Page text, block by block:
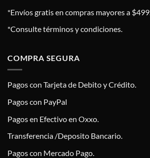
*Envíos gratis en compras mayores a $499.
*Consulte términos y condiciones.
COMPRA SEGURA
Pagos con Tarjeta de Debito y Crédito.
Pagos con PayPal
Pagos en Efectivo en Oxxo.
Transferencia /Deposito Bancario.
Pagos con Mercado Pago.